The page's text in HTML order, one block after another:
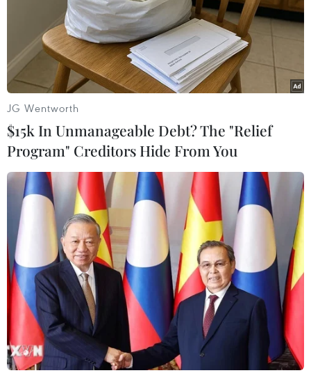
Methamphetamine, 20.600 viên hồng phiến
(tương đương 1.948,41 gam)…/.
(TTXVN/Vietnam+)
#Máy tính #Hà Nội #Ma túy tổng hợp
#Tử hình
#Nguyễn Tiến Dũng
#Methamphetamine
#Hồng phiến
TP. Hà Nội
JG Wentworth
$15k In Unmanageable Debt? The "Relief
Program" Creditors Hide From You